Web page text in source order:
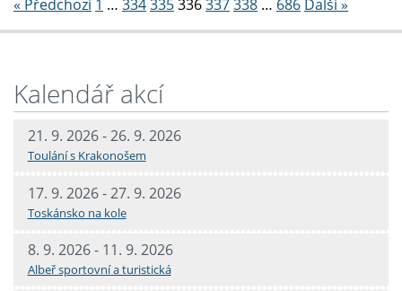
« Předchozí 1 … 334335336337338 … 686 Další »
Kalendář akcí
21. 9. 2026 - 26. 9. 2026
Toulání s Krakonošem
17. 9. 2026 - 27. 9. 2026
Toskánsko na kole
8. 9. 2026 - 11. 9. 2026
Albeř sportovní a turistická